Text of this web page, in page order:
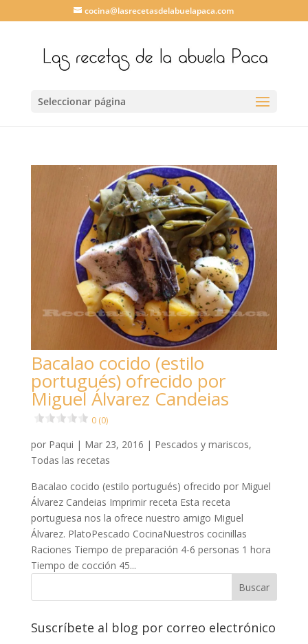
cocina@lasrecetasdelabuelapaca.com
Seleccionar página
Bacalao cocido (estilo
portugués) ofrecido por
Miguel Álvarez Candeias
0 (0)
por Paqui | Mar 23, 2016 | Pescados y mariscos,
Todas las recetas
Bacalao cocido (estilo portugués) ofrecido por Miguel
Álvarez Candeias Imprimir receta Esta receta
portuguesa nos la ofrece nuestro amigo Miguel
Álvarez. PlatoPescado CocinaNuestros cocinillas
Raciones Tiempo de preparación 4-6 personas 1 hora
Tiempo de cocción 45...
Suscríbete al blog por correo electrónico